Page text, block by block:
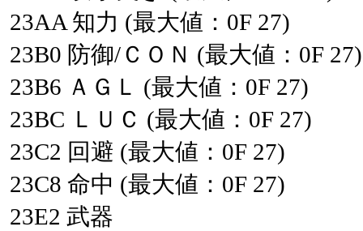
23AA 知力 (最大値：0F 27)
23B0 防御/ＣＯＮ (最大値：0F 27)
23B6 ＡＧＬ (最大値：0F 27)
23BC ＬＵＣ (最大値：0F 27)
23C2 回避 (最大値：0F 27)
23C8 命中 (最大値：0F 27)
23E2 武器